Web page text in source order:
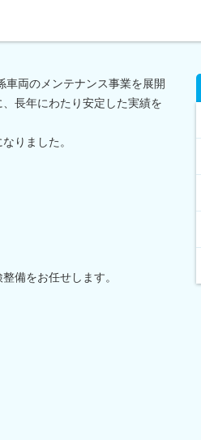
車両のメンテナンス事業を展開
長年にわたり安定した実績を
りました。
備をお任せします。